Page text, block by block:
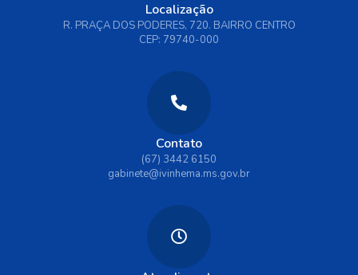
Localização
R. PRAÇA DOS PODERES, 720. BAIRRO CENTRO
CEP: 79740-000
Contato
(67) 3442 6150
gabinete@ivinhema.ms.gov.br